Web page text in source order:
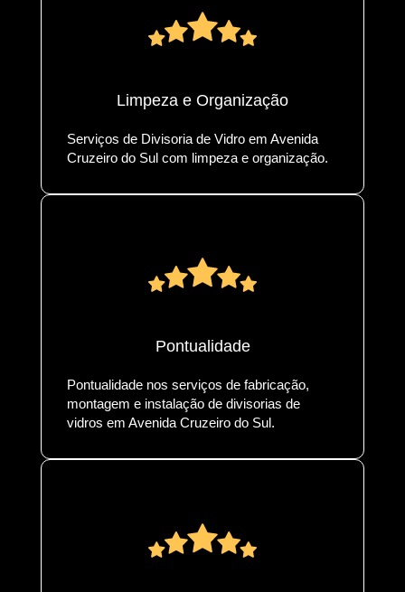
Limpeza e Organização
Serviços de Divisoria de Vidro em Avenida
Cruzeiro do Sul com limpeza e organização.
Pontualidade
Pontualidade nos serviços de fabricação,
montagem e instalação de divisorias de
vidros em Avenida Cruzeiro do Sul.